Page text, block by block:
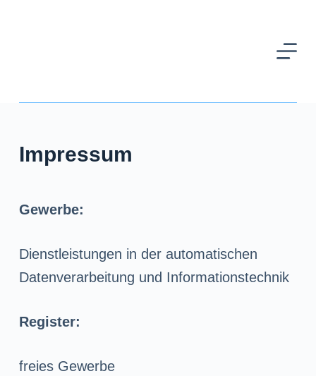
a
p
n
e
Impressum
Gewerbe:
Dienstleistungen in der automatischen
Datenverarbeitung und Informationstechnik
Register:
freies Gewerbe